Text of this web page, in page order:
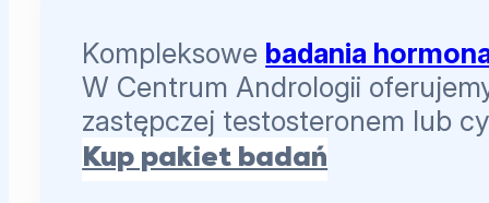
Kompleksowe badania
W Centrum Andrologii
zastępczej testosteronem lub
Kup pakiet badań